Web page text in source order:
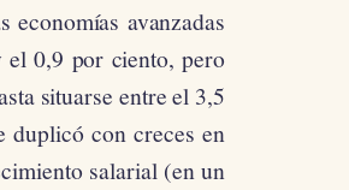
avanzadas
0,9 por ciento, pero
situarse entre el 3,5
con creces en
salarial (en un